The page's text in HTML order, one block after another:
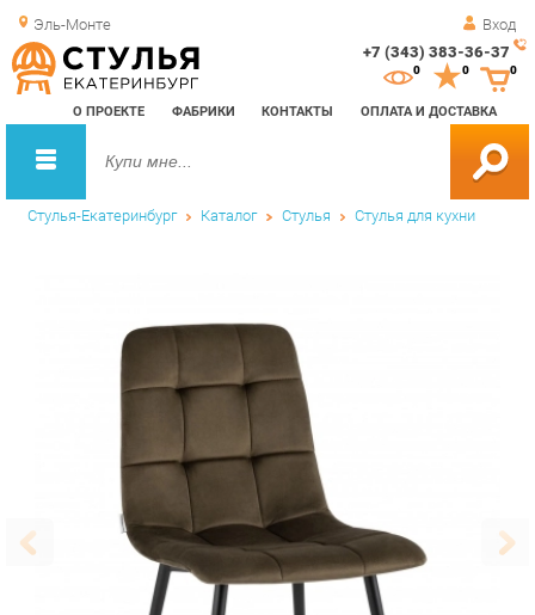
Эль-Монте Вход
+7 (343) 383-36-37
О ПРОЕКТЕ ФАБРИКИ КОНТАКТЫ ОПЛАТА И ДОСТАВКА
0 0
Стулья-Екатеринбург Каталог Стулья Стулья для кухни